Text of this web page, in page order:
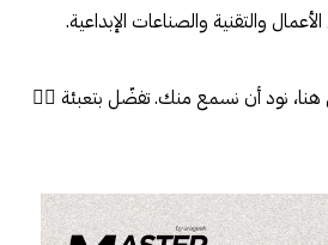
والتقنية والصناعات الإبداعية.
نود أن نسمع منك. تفضّل بتعبئة 👈🏼